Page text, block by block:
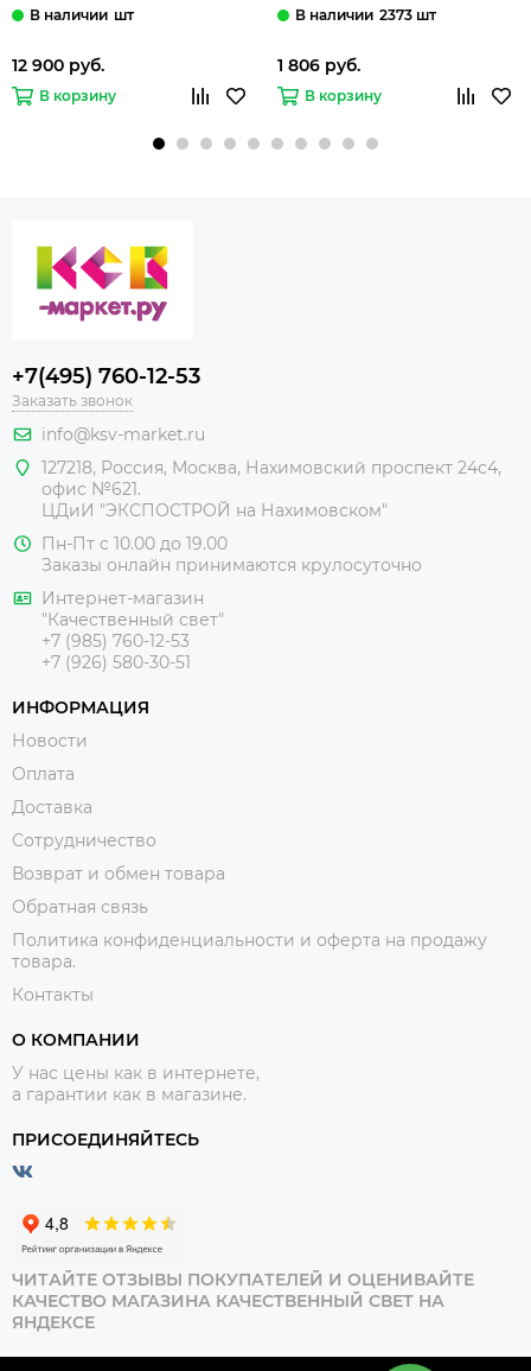
чёрный Apart Elektrostandard
шт
12 900 руб.
В корзину
Novotech
2373 шт
1 806 руб.
В корзину
+7(495) 760-12-53
Заказать звонок
info@ksv-market.ru
127218, Россия, Москва, Нахимовский проспект 24с4,
офис №621.
ЦДиИ "ЭКСПОСТРОЙ на Нахимовском"
Пн-Пт с 10.00 до 19.00
Заказы онлайн принимаются крулосуточно
Интернет-магазин
"Качественный свет"
+7 (985) 760-12-53
+7 (926) 580-30-51
ИНФОРМАЦИЯ
Новости
Оплата
Доставка
Сотрудничество
Возврат и обмен товара
Обратная связь
Политика конфиденциальности и оферта на продажу
товара.
Контакты
О КОМПАНИИ
У нас цены как в интернете,
а гарантии как в магазине.
ПРИСОЕДИНЯЙТЕСЬ
ЧИТАЙТЕ ОТЗЫВЫ ПОКУПАТЕЛЕЙ И ОЦЕНИВАЙТЕ
КАЧЕСТВО МАГАЗИНА КАЧЕСТВЕННЫЙ СВЕТ НА
ЯНДЕКСЕ